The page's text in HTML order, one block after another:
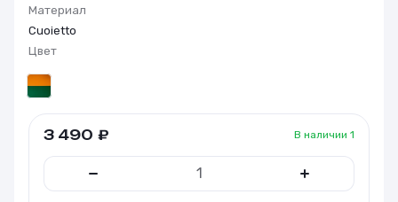
Материал
Cuoietto
Цвет
В наличии 1
3 490 ₽